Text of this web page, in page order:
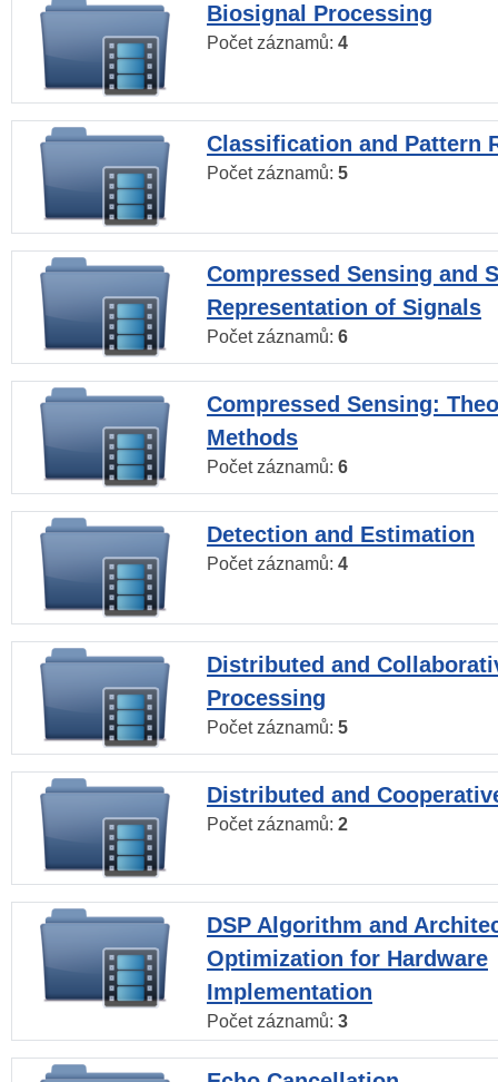
Biosignal Processing
Počet záznamů: 4
Classification and Pattern
Počet záznamů: 5
Compressed Sensing and
Representation of Signals
Počet záznamů: 6
Compressed Sensing:
Methods
Počet záznamů: 6
Detection and Estimation
Počet záznamů: 4
Distributed and
Processing
Počet záznamů: 5
Distributed and
Počet záznamů: 2
DSP Algorithm and
Optimization for Hardware
Implementation
Počet záznamů: 3